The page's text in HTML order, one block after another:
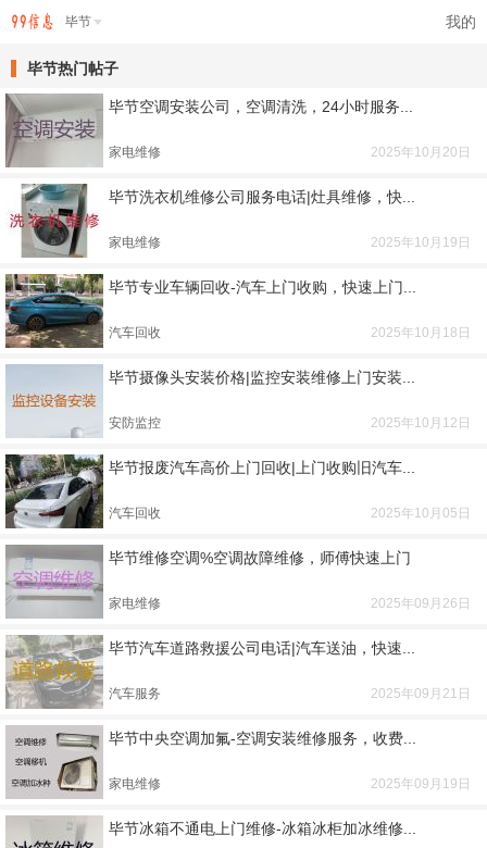
我的
毕节
毕节热门帖子
毕节空调安装公司，空调清洗，24小时服务...
家电维修 2025年10月20日
毕节洗衣机维修公司服务电话|灶具维修，快...
家电维修 2025年10月19日
毕节专业车辆回收-汽车上门收购，快速上门...
汽车回收 2025年10月18日
毕节摄像头安装价格|监控安装维修上门安装...
安防监控 2025年10月12日
毕节报废汽车高价上门回收|上门收购旧汽车...
汽车回收 2025年10月05日
毕节维修空调%空调故障维修，师傅快速上门
家电维修 2025年09月26日
毕节汽车道路救援公司电话|汽车送油，快速...
汽车服务 2025年09月21日
毕节中央空调加氟-空调安装维修服务，收费...
家电维修 2025年09月19日
毕节冰箱不通电上门维修-冰箱冰柜加冰维修...